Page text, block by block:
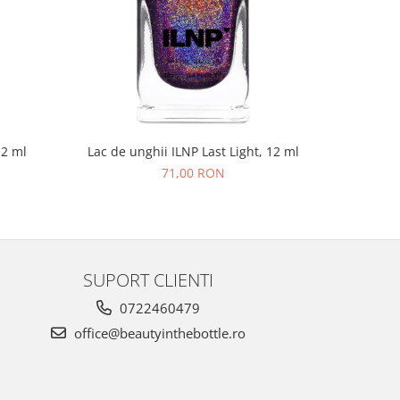
ml
Lac de unghii ILNP Last Light, 12 ml
71,00 RON
SUPORT CLIENTI
0722460479
office@beautyinthebottle.ro